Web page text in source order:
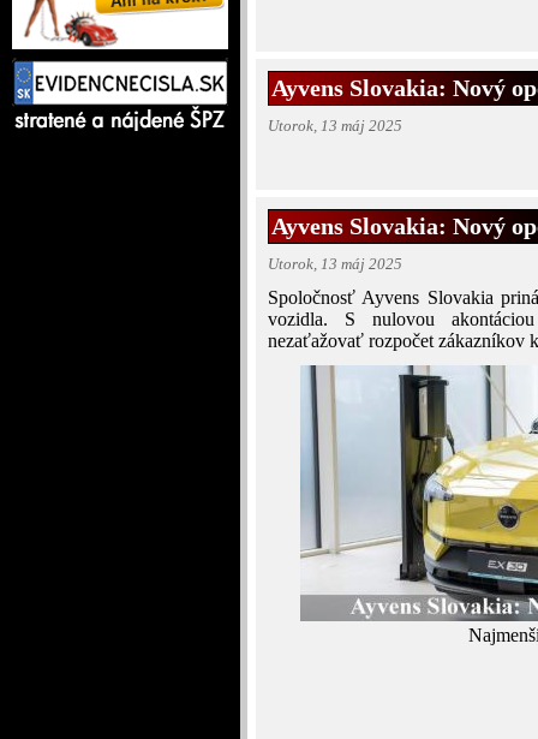
Ayvens Slovakia: Nový
Utorok, 13 máj 2025
Ayvens Slovakia: Nový
Utorok, 13 máj 2025
Spoločnosť Ayvens Slovakia
vozidla. S nulovou
nezaťažovať rozpočet zákazníkov